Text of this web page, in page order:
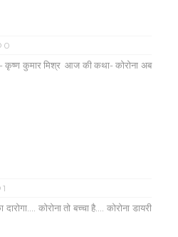
0
कृष्ण कुमार मिश्र आज की कथा- कोरोना अब
1
कोरोना तो बच्चा है.... कोरोना डायरी